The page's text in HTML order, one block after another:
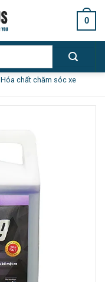
0
Hóa chất chăm sóc xe